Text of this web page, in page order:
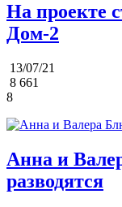
На проекте
Дом-2
13/07/21
8 661
8
Анна и
разводятся